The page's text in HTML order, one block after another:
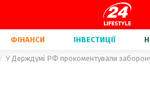
ФІНАНСИ ІНВЕСТИЦІЇ
У Держдумі РФ прокоментували